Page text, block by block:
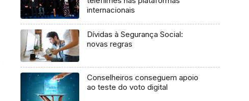
internacionais
Dívidas à Segurança Social:
novas regras
Conselheiros conseguem apoio
ao teste do voto digital